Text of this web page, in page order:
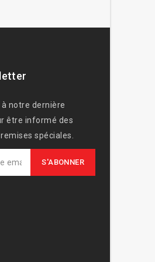
notre dernière
être informé des
spéciales.